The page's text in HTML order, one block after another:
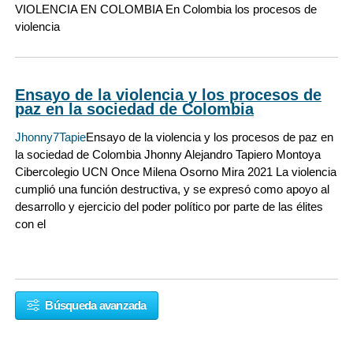
VIOLENCIA EN COLOMBIA En Colombia los procesos de
violencia
Ensayo de la violencia y los procesos de
paz en la sociedad de Colombia
Jhonny7TapieEnsayo de la violencia y los procesos de paz en
la sociedad de Colombia Jhonny Alejandro Tapiero Montoya
Cibercolegio UCN Once Milena Osorno Mira 2021 La violencia
cumplió una función destructiva, y se expresó como apoyo al
desarrollo y ejercicio del poder político por parte de las élites
con el
Búsqueda avanzada